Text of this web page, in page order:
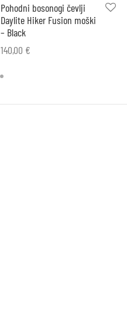
Pohodni bosonogi čevlji
Daylite Hiker Fusion moški
– Black
140,00 €